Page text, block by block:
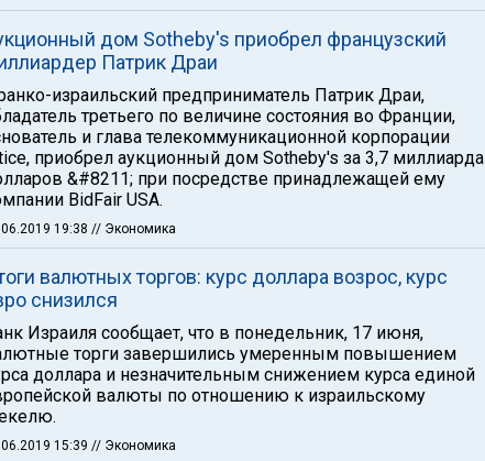
дом Sotheby's приобрел французский
Патрик Драи
израильский предприниматель Патрик Драи,
третьего по величине состояния во Франции,
и глава телекоммуникационной корпорации
приобрел аукционный дом Sotheby's за 3,7 миллиарда
&#8211; при посредстве принадлежащей ему
BidFair USA.
19:38 // Экономика
валютных торгов: курс доллара возрос, курс
снизился
Израиля сообщает, что в понедельник, 17 июня,
торги завершились умеренным повышением
доллара и незначительным снижением курса единой
валюты по отношению к израильскому
15:39 // Экономика